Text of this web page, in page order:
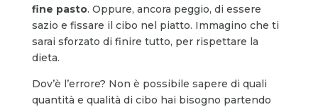
fine pasto. Oppure, ancora peggio, di essere
sazio e fissare il cibo nel piatto. Immagino che ti
sarai sforzato di finire tutto, per rispettare la
dieta.
Dov’è l’errore? Non è possibile sapere di quali
quantità e qualità di cibo hai bisogno partendo